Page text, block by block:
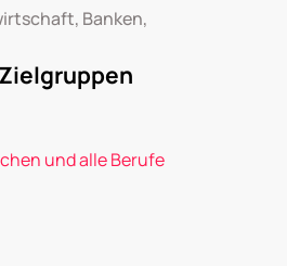
Banken,
und alle Berufe